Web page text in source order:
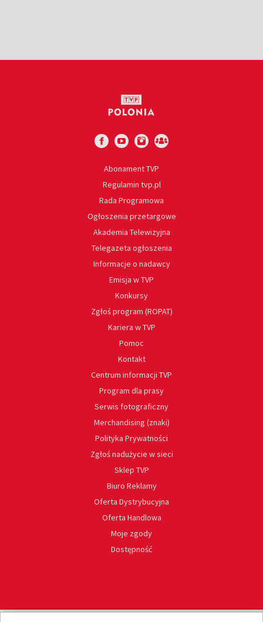
Abonament TVP
Regulamin tvp.pl
Rada Programowa
Ogłoszenia przetargowe
Akademia Telewizyjna
Telegazeta ogłoszenia
Informacje o nadawcy
Emisja w TVP
Konkursy
Zgłoś program (ROPAT)
Kariera w TVP
Pomoc
Kontakt
Centrum informacji TVP
Program dla prasy
Serwis fotograficzny
Merchandising (znaki)
Polityka Prywatności
Zgłoś nadużycie w sieci
Sklep TVP
Biuro Reklamy
Oferta Dystrybucyjna
Oferta Handlowa
Moje zgody
Dostępność